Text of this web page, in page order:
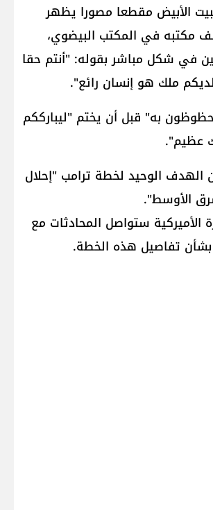
الأبيض مقطعا مصورا يظهر
مكتبه في المكتب البيضوي،
في شكل مباشر بقوله: "أنتم حقا
ملك هو إنسان رائع".
به" قبل أن يختم "ليبارككم
عظيم".
الهدف الوحيد لخطة ترامب "إحلال
الأوسط".
الأميركية ستواصل المحادثات مع
بشأن تفاصيل هذه الخطة.